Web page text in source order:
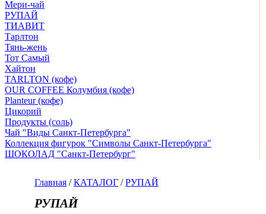
Мери-чай
РУПАЙ
ТИАВИТ
Тарлтон
Тянь-жень
Тот Самый
Хайтон
TARLTON (кофе)
OUR COFFEE Колумбия (кофе)
Planteur (кофе)
Цикорий
Продукты (соль)
Чай "Виды Санкт-Петербурга"
Коллекция фигурок "Символы Санкт-Петербурга"
ШОКОЛАД "Санкт-Петербург"
Главная /КАТАЛОГ /РУПАЙ
РУПАЙ